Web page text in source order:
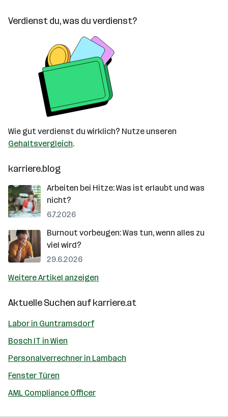
Verdienst du, was du verdienst?
Wie gut verdienst du wirklich? Nutze unseren
Gehaltsvergleich.
karriere.blog
Arbeiten bei Hitze: Was ist erlaubt und was
nicht?
6.7.2026
Burnout vorbeugen: Was tun, wenn alles zu
viel wird?
29.6.2026
Weitere Artikel anzeigen
Aktuelle Suchen aufkarriere.at
Labor in Guntramsdorf
Bosch IT in Wien
Personalverrechner in Lambach
Fenster Türen
AML Compliance Officer